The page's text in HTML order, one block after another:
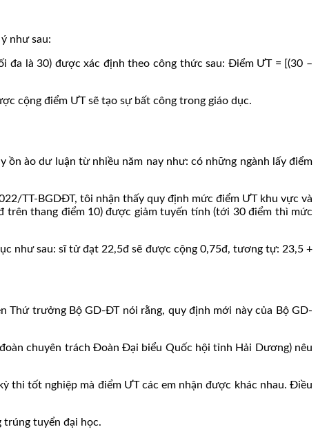
như sau:
đa là 30) được xác định theo công thức sau: Điểm ƯT = [(30 –
cộng điểm ƯT sẽ tạo sự bất công trong giáo dục.
ồn ào dư luận từ nhiều năm nay như: có những ngành lấy điểm
TT-BGDĐT, tôi nhận thấy quy định mức điểm ƯT khu vực và
thang điểm 10) được giảm tuyến tính (tới 30 điểm thì mức
như sau: sĩ tử đạt 22,5đ sẽ được cộng 0,75đ, tương tự: 23,5 +
Thứ trưởng Bộ GD-ĐT nói rằng, quy định mới này của Bộ GD-
chuyên trách Đoàn Đại biểu Quốc hội tỉnh Hải Dương) nêu
thi tốt nghiệp mà điểm ƯT các em nhận được khác nhau. Điều
trúng tuyển đại học.